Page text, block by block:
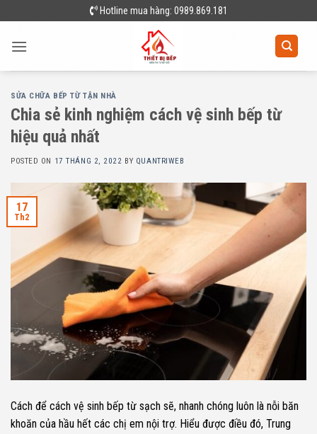
to
content
Hotline mua hàng: 0989.869.181
SỬA CHỮA BẾP TỪ TẬN NHÀ
Chia sẻ kinh nghiệm cách vệ sinh bếp từ
hiệu quả nhất
POSTED ON 17 THÁNG 2, 2022 BY QUANTRIWEB
17
Th2
Cách để cách vệ sinh bếp từ sạch sẽ, nhanh chóng luôn là nỗi băn
khoăn của hầu hết các chị em nội trợ. Hiểu được điều đó, Trung